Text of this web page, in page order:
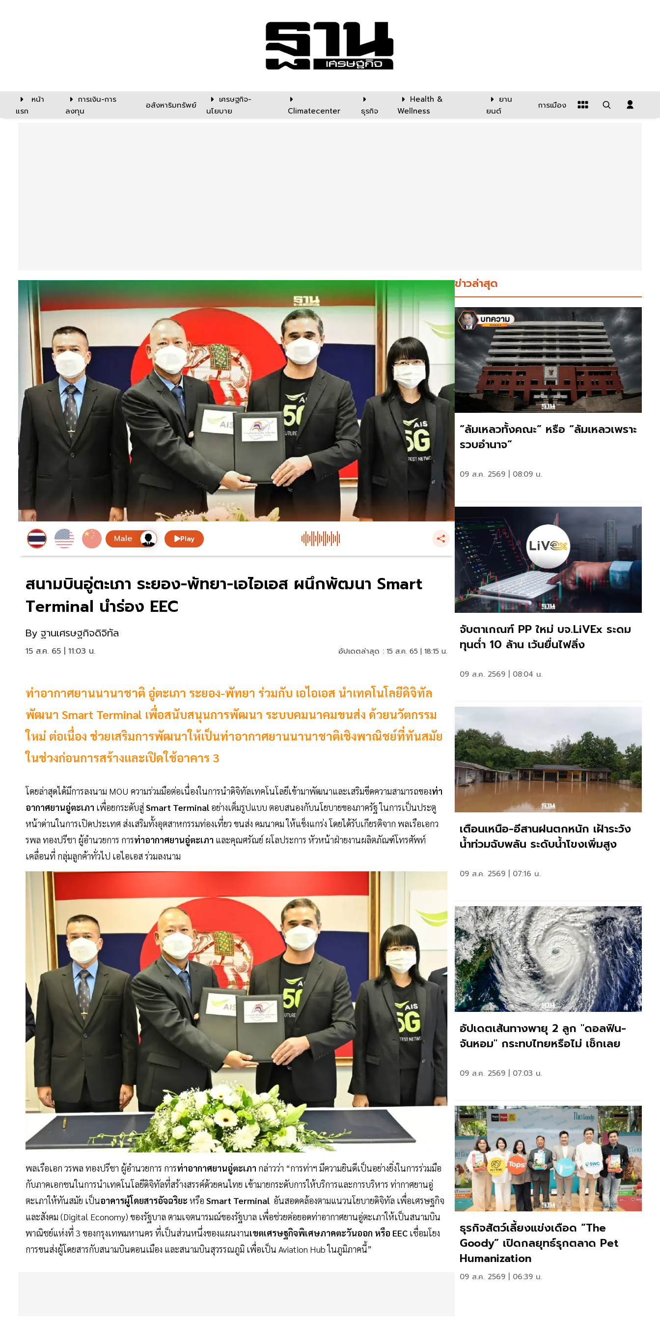
หน้า
แรก
การเงิน-การ
ลงทุน
อสังหาริมทรัพย์
เศรษฐกิจ-
นโยบาย
Climatecenter ธุรกิจ
Health &
Wellness
ยาน
ยนต์
การเมือง
Play
สนามบินอู่ตะเภา ระยอง-พัทยา-เอไอเอส ผนึกพัฒนา Smart
Terminal นำร่อง EEC
By ฐานเศรษฐกิจดิจิทัล
15 ส.ค. 65 | 11:03 น. อัปเดตล่าสุด : 15 ส.ค. 65 | 18:15 น.
ท่าอากาศยานนานาชาติ อู่ตะเภา ระยอง-พัทยา ร่วมกับ เอไอเอส นำเทคโนโลยีดิจิทัล
พัฒนา Smart Terminal เพื่อสนับสนุนการพัฒนา ระบบคมนาคมขนส่ง ด้วยนวัตกรรม
ใหม่ ต่อเนื่อง ช่วยเสริมการพัฒนาให้เป็นท่าอากาศยานนานาชาติเชิงพาณิชย์ที่ทันสมัย
ในช่วงก่อนการสร้างและเปิดใช้อาคาร 3
โดยล่าสุดได้มีการลงนาม MOU ความร่วมมือต่อเนื่องในการนำดิจิทัลเทคโนโลยีเข้ามาพัฒนาและเสริมขีดความสามารถของท่า
อากาศยานอู่ตะเภา เพื่อยกระดับสู่Smart Terminal อย่างเต็มรูปแบบ ตอบสนองกับนโยบายของภาครัฐ ในการเป็นประตู
หน้าด่านในการเปิดประเทศ ส่งเสริมทั้งอุตสาหกรรมท่องเที่ยว ขนส่ง คมนาคม ให้แข็งแกร่ง โดยได้รับเกียรติจาก พลเรือเอกว
รพล ทองปรีชา ผู้อำนวยการ การท่าอากาศยานอู่ตะเภา และคุณศรัณย์ ผโลประการ หัวหน้าฝ่ายงานผลิตภัณฑ์โทรศัพท์
เคลื่อนที่ กลุ่มลูกค้าทั่วไป เอไอเอส ร่วมลงนาม
พลเรือเอก วรพล ทองปรีชา ผู้อำนวยการ การท่าอากาศยานอู่ตะเภา กล่าวว่า “การท่าฯ มีความยินดีเป็นอย่างยิ่งในการร่วมมือ
กับภาคเอกชนในการนำเทคโนโลยีดิจิทัลที่สร้างสรรค์ด้วยคนไทย เข้ามายกระดับการให้บริการและการบริหาร ท่ากาศยานอู่
ตะเภาให้ทันสมัย เป็นอาคารผู้โดยสารอัจฉริยะ หรือ Smart Terminal อันสอดคล้องตามแนวนโยบายดิจิทัล เพื่อเศรษฐกิจ
และสังคม (Digital Economy) ของรัฐบาล ตามเจตนารมณ์ของรัฐบาล เพื่อช่วยต่อยอดท่าอากาศยานอู่ตะเภาให้เป็นสนามบิน
พาณิชย์แห่งที่ 3 ของกรุงเทพมหานคร ที่เป็นส่วนหนึ่งของแผนงานเขตเศรษฐกิจพิเศษภาคตะวันออก หรือ EEC เชื่อมโยง
การขนส่งผู้โดยสารกับสนามบินดอนเมือง และสนามบินสุวรรณภูมิ เพื่อเป็น Aviation Hub ในภูมิภาคนี้”
ข่าวล่าสุด
“ล้มเหลวทั้งคณะ” หรือ “ล้มเหลวเพราะ
รวบอำนาจ”
09 ส.ค. 2569 | 08:09 น.
จับตาเกณฑ์ PP ใหม่ บจ.LiVEx ระดม
ทุนต่ำ 10 ล้าน เว้นยื่นไฟลิ่ง
09 ส.ค. 2569 | 08:04 น.
เตือนเหนือ-อีสานฝนตกหนัก เฝ้าระวัง
น้ำท่วมฉับพลัน ระดับน้ำโขงเพิ่มสูง
09 ส.ค. 2569 | 07:16 น.
อัปเดตเส้นทางพายุ 2 ลูก "ดอลฟิน-
จันหอม" กระทบไทยหรือไม่ เช็กเลย
09 ส.ค. 2569 | 07:03 น.
ธุรกิจสัตว์เลี้ยงแข่งเดือด “The
Goody” เปิดกลยุทธ์รุกตลาด Pet
Humanization
09 ส.ค. 2569 | 06:39 น.